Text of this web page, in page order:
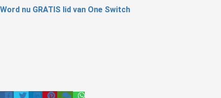
Word nu GRATIS lid van One Switch